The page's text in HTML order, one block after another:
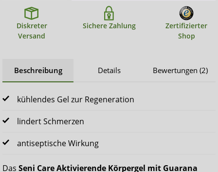
Diskreter
Versand
Sichere Zahlung
Zertifizierter
Shop
Beschreibung Details Bewertungen (2)
kühlendes Gel zur Regeneration
lindert Schmerzen
antiseptische Wirkung
Das Seni Care Aktivierende Körpergel mit Guarana